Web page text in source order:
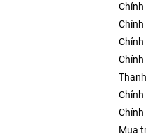
Chính
Mua